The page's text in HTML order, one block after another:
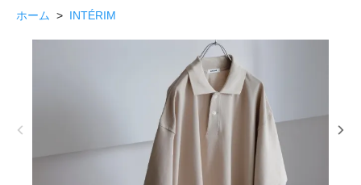
ホーム > INTÉRIM